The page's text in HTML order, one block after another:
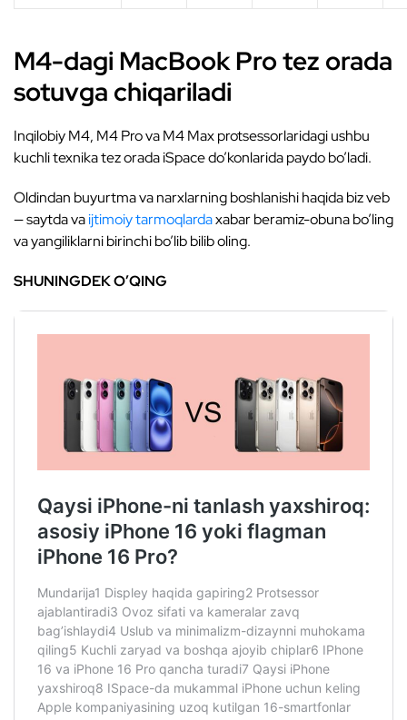
M4-dagi MacBook Pro tez orada
sotuvga chiqariladi
Inqilobiy M4, M4 Pro va M4 Max protsessorlaridagi ushbu
kuchli texnika tez orada iSpace do’konlarida paydo bo’ladi.
Oldindan buyurtma va narxlarning boshlanishi haqida biz veb
— saytda vaijtimoiy tarmoqlardaxabar beramiz-obuna bo’ling
va yangiliklarni birinchi bo’lib bilib oling.
SHUNINGDEK O’QING